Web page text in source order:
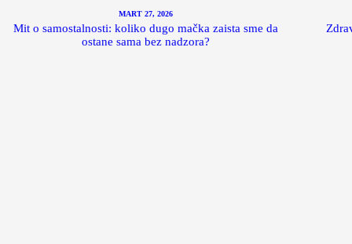
MART 27, 2026
Mit o samostalnosti: koliko dugo mačka zaista sme da
ostane sama bez nadzora?